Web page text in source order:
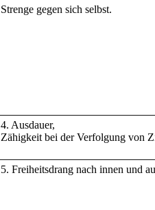
Strenge gegen sich selbst.
4. Ausdauer,
Zähigkeit bei der Verfolgung von
5. Freiheitsdrang nach innen und